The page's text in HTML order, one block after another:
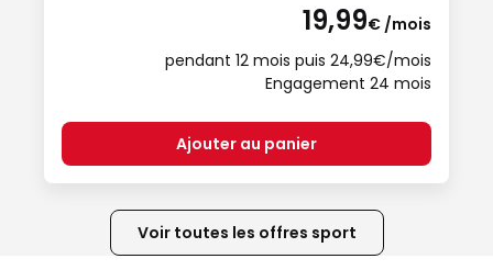
19,99€ /mois
pendant 12 mois puis 24,99€/mois
Engagement 24 mois
Ajouter au panier
Voir toutes les offres sport